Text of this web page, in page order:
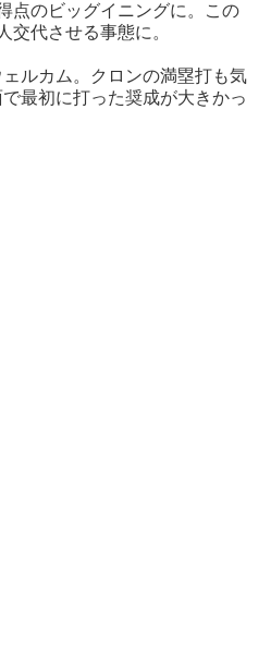
点のビッグイニングに。この
交代させる事態に。
ルカム。クロンの満塁打も気
最初に打った奨成が大きかっ